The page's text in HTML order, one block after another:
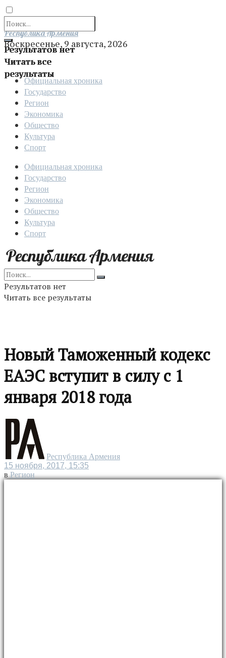
Результатов нет
Читать все
результаты
Отправить
Республика Армения
Воскресенье, 9 августа, 2026
Официальная хроника
Государство
Регион
Экономика
Общество
Культура
Спорт
Официальная хроника
Государство
Регион
Экономика
Общество
Культура
Спорт
Результатов нет
Читать все результаты
Новый Таможенный кодекс
ЕАЭС вступит в силу с 1
января 2018 года
Республика Армения
15 ноября, 2017, 15:35
в Регион